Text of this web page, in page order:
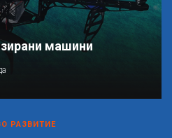
машини
РАЗВИТИЕ